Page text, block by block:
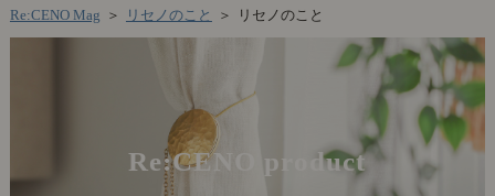
Re:CENO Mag ＞ リセノのこと ＞ リセノのこと
Re:CENO product